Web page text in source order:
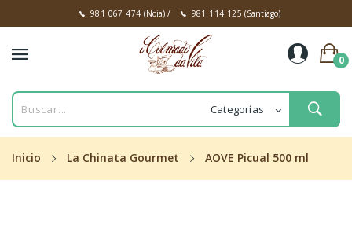
981 067 474 (Noia)/ 981 114 125 (Santiago)
0
Inicio La Chinata Gourmet AOVE Picual 500 ml